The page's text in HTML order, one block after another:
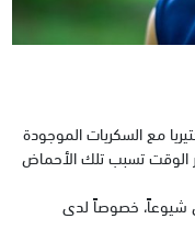
مع السكريات الموجودة
الوقت تسبب تلك الأحماض
شيوعاً، خصوصاً لدى